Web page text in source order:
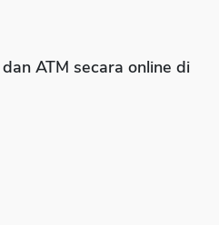
ATM secara online di